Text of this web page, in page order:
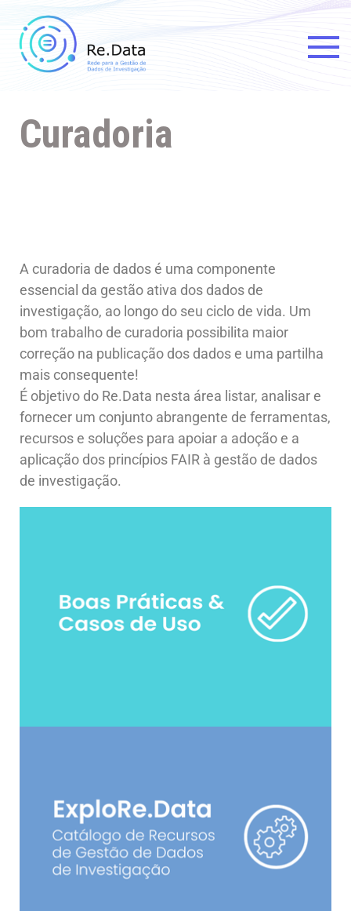
Rede para a Gestão de Dados
Curadoria
A curadoria de dados é uma componente
essencial da gestão ativa dos dados de
investigação, ao longo do seu ciclo de vida. Um
bom trabalho de curadoria possibilita maior
correção na publicação dos dados e uma partilha
mais consequente!
É objetivo do Re.Data nesta área listar, analisar e
fornecer um conjunto abrangente de ferramentas,
recursos e soluções para apoiar a adoção e a
aplicação dos princípios FAIR à gestão de dados
de investigação.